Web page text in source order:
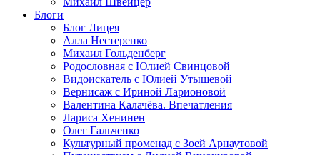
Блоги
Блог Лицея
Алла Нестеренко
Михаил Гольденберг
Родословная с Юлией Свинцовой
Видоискатель с Юлией Утышевой
Вернисаж с Ириной Ларионовой
Валентина Калачёва. Впечатления
Лариса Хенинен
Олег Гальченко
Культурный променад с Зоей Арнаутовой